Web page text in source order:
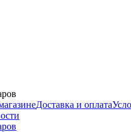
Доставка и оплата